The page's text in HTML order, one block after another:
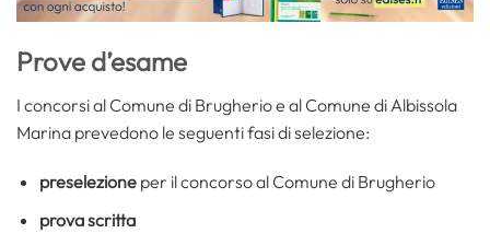
Prove d’esame
I concorsi al Comune di Brugherio e al Comune di Albissola
Marina prevedono le seguenti fasi di selezione:
preselezione per il concorso al Comune di Brugherio
prova scritta